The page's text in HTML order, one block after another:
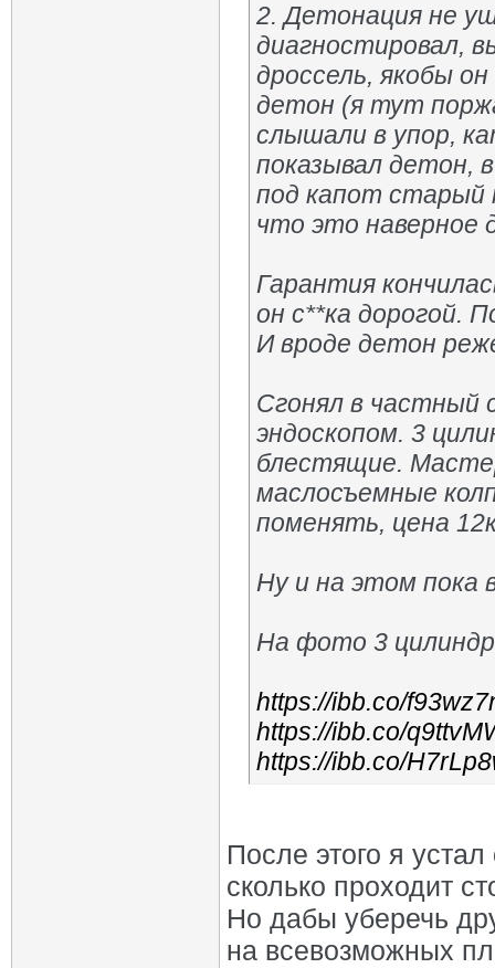
2. Детонация не
диагностировал,
дроссель, якобы
детон (я тут
слышали в упор,
показывал детон,
под капот старый
что это наверное
Гарантия
он с**ка дорогой.
И вроде детон
Сгонял в частный
эндоскопом. 3
блестящие.
маслосъемные
поменять, цена
Ну и на этом пока
На фото 3
https://ibb.co/
https://ibb.co/
https://ibb.co/
После этого я
сколько проходит
Но дабы уберечь
на всевозможных